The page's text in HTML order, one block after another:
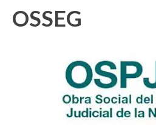
OSSEG